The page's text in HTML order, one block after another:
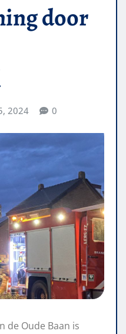
door
2024 0
de Oude Baan is